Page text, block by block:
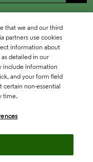
that we and our third
partners use cookies
information about
detailed in our
include information
and your form field
certain non-essential
time.